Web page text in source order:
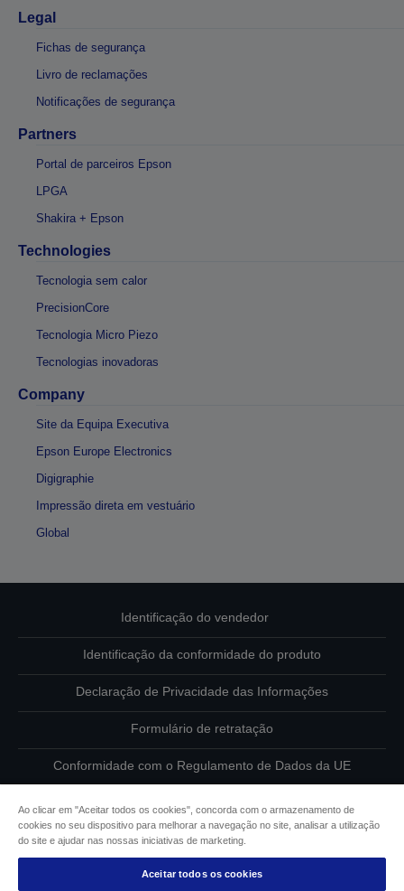
Legal
Fichas de segurança
Livro de reclamações
Notificações de segurança
Partners
Portal de parceiros Epson
LPGA
Shakira + Epson
Technologies
Tecnologia sem calor
PrecisionCore
Tecnologia Micro Piezo
Tecnologias inovadoras
Company
Site da Equipa Executiva
Epson Europe Electronics
Digigraphie
Impressão direta em vestuário
Global
Identificação do vendedor
Identificação da conformidade do produto
Declaração de Privacidade das Informações
Formulário de retratação
Conformidade com o Regulamento de Dados da UE
Informações sobre cookies
Compromisso da Epson para com a acessibilidade
Ao clicar em "Aceitar todos os cookies", concorda com o armazenamento de
cookies no seu dispositivo para melhorar a navegação no site, analisar a utilização
do site e ajudar nas nossas iniciativas de marketing.
Aceitar todos os cookies